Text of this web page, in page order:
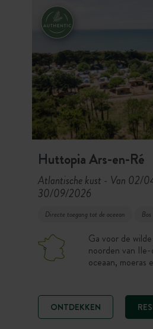
dennenbos en
Huttopia Ars-en-Ré
Atlantische kust - Van 02/
30/09/2026
Directe toegang tot de oceean Bos
Ga voor de
noorden van
oceaan, moeras
van slow life,
staanplaatsen
ONTDEKKEN